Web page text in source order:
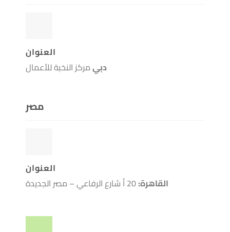
العنوان
دبيمركز النخبة للأعمال
مصر
العنوان
القاهرة: